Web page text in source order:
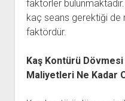
faktörler
kaç seans gerektiği de
faktördür.
Kaş Kontürü
Maliyetleri Ne Kadar